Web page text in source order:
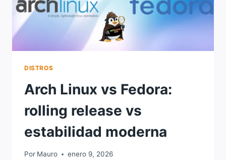
DISTROS
Arch Linux vs Fedora:
rolling release vs
estabilidad moderna
Por Mauro enero 9, 2026